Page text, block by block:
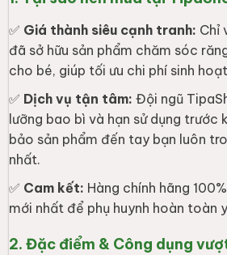
✅ Giá thành siêu cạnh tranh: Chỉ
đã sở hữu sản phẩm chăm sóc
cho bé, giúp tối ưu chi phí sinh
✅ Dịch vụ tận tâm: Đội ngũ
lưỡng bao bì và hạn sử dụng trước
bảo sản phẩm đến tay bạn luôn
nhất.
✅ Cam kết: Hàng chính hãng
mới nhất để phụ huynh hoàn toàn
2. Đặc điểm & Công dụng